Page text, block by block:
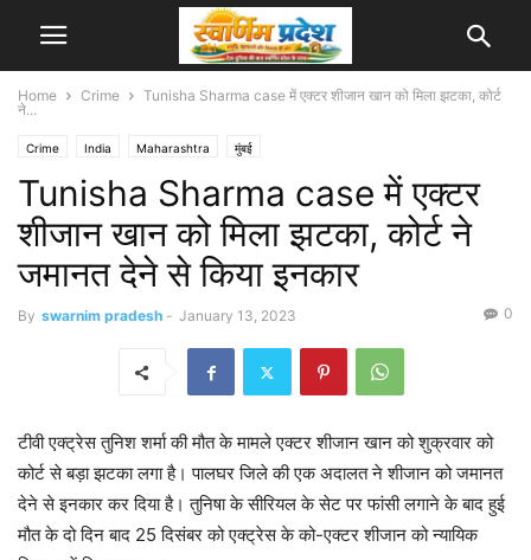
Home Crime
Tunisha Sharma case में एक्‍टर शीजान खान को मिला झटका, कोर्ट
ने...
Crime India Maharashtra मुंबई
Tunisha Sharma case में एक्‍टर
शीजान खान को मिला झटका, कोर्ट ने
जमानत देने से किया इनकार
By swarnim pradesh - January 13, 2023 0
टीवी एक्‍ट्रेस तुनिश शर्मा की मौत के मामले एक्‍टर शीजान खान को शुक्रवार को
कोर्ट से बड़ा झटका लगा है। पालघर जिले की एक अदालत ने शीजान को जमानत
देने से इनकार कर दिया है। तुनिषा के सीरियल के सेट पर फांसी लगाने के बाद हुई
मौत के दो दिन बाद 25 दिसंबर को एक्‍ट्रेस के को-एक्‍टर शीजान को न्‍यायिक